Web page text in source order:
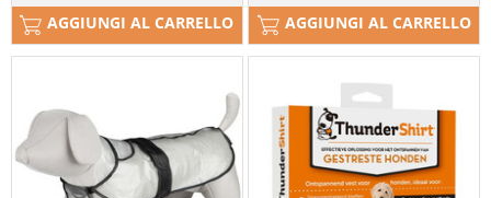
AGGIUNGI AL CARRELLO AGGIUNGI AL CARRELLO